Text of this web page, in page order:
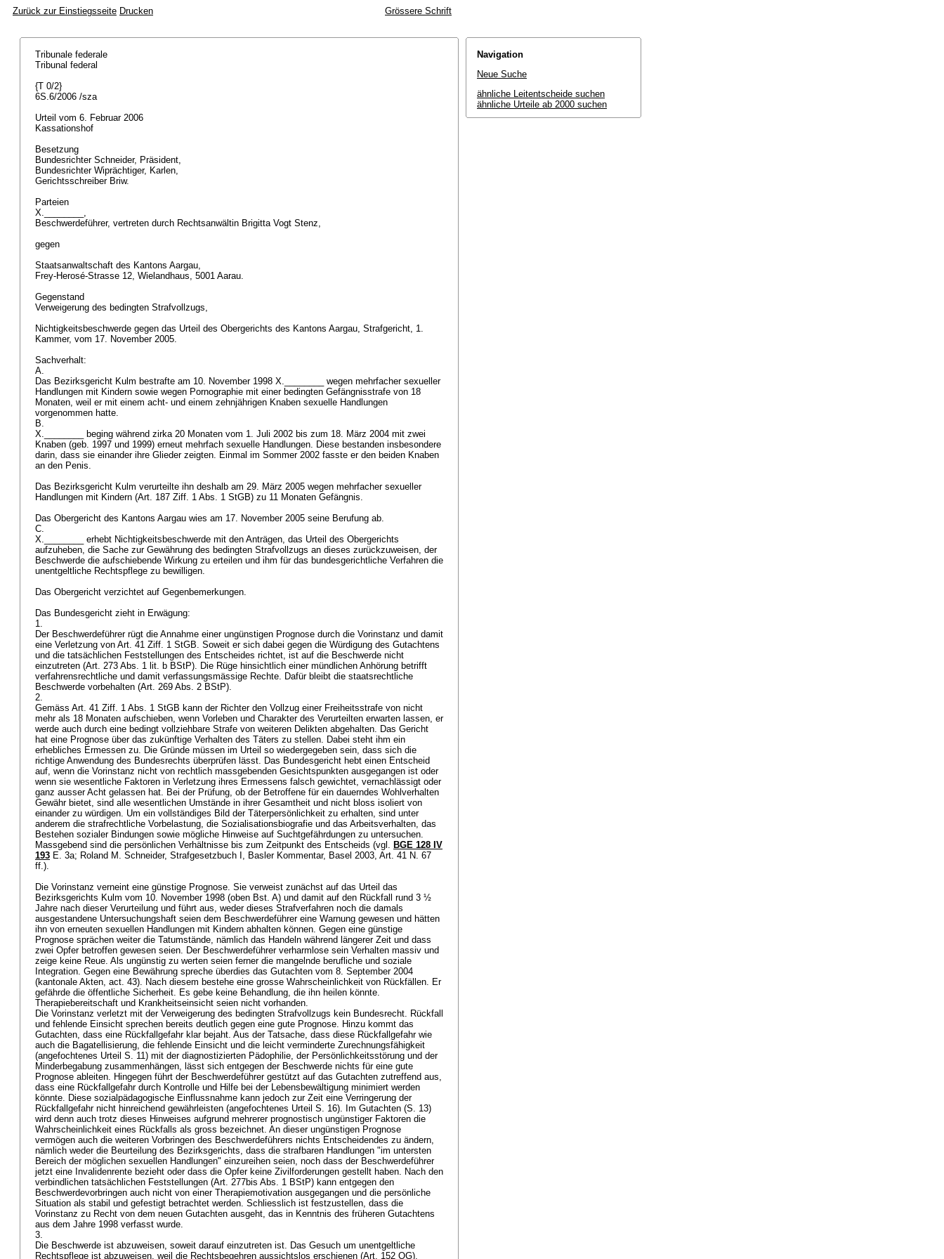
Zurück zur Einstiegsseite Drucken Grössere Schrift
Tribunale federale
Tribunal federal
{T 0/2}
6S.6/2006 /sza
Urteil vom 6. Februar 2006
Kassationshof
Besetzung
Bundesrichter Schneider, Präsident,
Bundesrichter Wiprächtiger, Karlen,
Gerichtsschreiber Briw.
Parteien
X.________,
Beschwerdeführer, vertreten durch Rechtsanwältin Brigitta Vogt Stenz,
gegen
Staatsanwaltschaft des Kantons Aargau,
Frey-Herosé-Strasse 12, Wielandhaus, 5001 Aarau.
Gegenstand
Verweigerung des bedingten Strafvollzugs,
Nichtigkeitsbeschwerde gegen das Urteil des Obergerichts des Kantons Aargau, Strafgericht, 1.
Kammer, vom 17. November 2005.
Sachverhalt:
A.
Das Bezirksgericht Kulm bestrafte am 10. November 1998 X.________ wegen mehrfacher sexueller
Handlungen mit Kindern sowie wegen Pornographie mit einer bedingten Gefängnisstrafe von 18
Monaten, weil er mit einem acht- und einem zehnjährigen Knaben sexuelle Handlungen
vorgenommen hatte.
B.
X.________ beging während zirka 20 Monaten vom 1. Juli 2002 bis zum 18. März 2004 mit zwei
Knaben (geb. 1997 und 1999) erneut mehrfach sexuelle Handlungen. Diese bestanden insbesondere
darin, dass sie einander ihre Glieder zeigten. Einmal im Sommer 2002 fasste er den beiden Knaben
an den Penis.
Das Bezirksgericht Kulm verurteilte ihn deshalb am 29. März 2005 wegen mehrfacher sexueller
Handlungen mit Kindern (Art. 187 Ziff. 1 Abs. 1 StGB) zu 11 Monaten Gefängnis.
Das Obergericht des Kantons Aargau wies am 17. November 2005 seine Berufung ab.
C.
X.________ erhebt Nichtigkeitsbeschwerde mit den Anträgen, das Urteil des Obergerichts
aufzuheben, die Sache zur Gewährung des bedingten Strafvollzugs an dieses zurückzuweisen, der
Beschwerde die aufschiebende Wirkung zu erteilen und ihm für das bundesgerichtliche Verfahren die
unentgeltliche Rechtspflege zu bewilligen.
Das Obergericht verzichtet auf Gegenbemerkungen.
Das Bundesgericht zieht in Erwägung:
1.
Der Beschwerdeführer rügt die Annahme einer ungünstigen Prognose durch die Vorinstanz und damit
eine Verletzung von Art. 41 Ziff. 1 StGB. Soweit er sich dabei gegen die Würdigung des Gutachtens
und die tatsächlichen Feststellungen des Entscheides richtet, ist auf die Beschwerde nicht
einzutreten (Art. 273 Abs. 1 lit. b BStP). Die Rüge hinsichtlich einer mündlichen Anhörung betrifft
verfahrensrechtliche und damit verfassungsmässige Rechte. Dafür bleibt die staatsrechtliche
Beschwerde vorbehalten (Art. 269 Abs. 2 BStP).
2.
Gemäss Art. 41 Ziff. 1 Abs. 1 StGB kann der Richter den Vollzug einer Freiheitsstrafe von nicht
mehr als 18 Monaten aufschieben, wenn Vorleben und Charakter des Verurteilten erwarten lassen, er
werde auch durch eine bedingt vollziehbare Strafe von weiteren Delikten abgehalten. Das Gericht
hat eine Prognose über das zukünftige Verhalten des Täters zu stellen. Dabei steht ihm ein
erhebliches Ermessen zu. Die Gründe müssen im Urteil so wiedergegeben sein, dass sich die
richtige Anwendung des Bundesrechts überprüfen lässt. Das Bundesgericht hebt einen Entscheid
auf, wenn die Vorinstanz nicht von rechtlich massgebenden Gesichtspunkten ausgegangen ist oder
wenn sie wesentliche Faktoren in Verletzung ihres Ermessens falsch gewichtet, vernachlässigt oder
ganz ausser Acht gelassen hat. Bei der Prüfung, ob der Betroffene für ein dauerndes Wohlverhalten
Gewähr bietet, sind alle wesentlichen Umstände in ihrer Gesamtheit und nicht bloss isoliert von
einander zu würdigen. Um ein vollständiges Bild der Täterpersönlichkeit zu erhalten, sind unter
anderem die strafrechtliche Vorbelastung, die Sozialisationsbiografie und das Arbeitsverhalten, das
Bestehen sozialer Bindungen sowie mögliche Hinweise auf Suchtgefährdungen zu untersuchen.
Massgebend sind die persönlichen Verhältnisse bis zum Zeitpunkt des Entscheids (vgl. BGE 128 IV
193 E. 3a; Roland M. Schneider, Strafgesetzbuch I, Basler Kommentar, Basel 2003, Art. 41 N. 67
ff.).
Die Vorinstanz verneint eine günstige Prognose. Sie verweist zunächst auf das Urteil das
Bezirksgerichts Kulm vom 10. November 1998 (oben Bst. A) und damit auf den Rückfall rund 3 ½
Jahre nach dieser Verurteilung und führt aus, weder dieses Strafverfahren noch die damals
ausgestandene Untersuchungshaft seien dem Beschwerdeführer eine Warnung gewesen und hätten
ihn von erneuten sexuellen Handlungen mit Kindern abhalten können. Gegen eine günstige
Prognose sprächen weiter die Tatumstände, nämlich das Handeln während längerer Zeit und dass
zwei Opfer betroffen gewesen seien. Der Beschwerdeführer verharmlose sein Verhalten massiv und
zeige keine Reue. Als ungünstig zu werten seien ferner die mangelnde berufliche und soziale
Integration. Gegen eine Bewährung spreche überdies das Gutachten vom 8. September 2004
(kantonale Akten, act. 43). Nach diesem bestehe eine grosse Wahrscheinlichkeit von Rückfällen. Er
gefährde die öffentliche Sicherheit. Es gebe keine Behandlung, die ihn heilen könnte.
Therapiebereitschaft und Krankheitseinsicht seien nicht vorhanden.
Die Vorinstanz verletzt mit der Verweigerung des bedingten Strafvollzugs kein Bundesrecht. Rückfall
und fehlende Einsicht sprechen bereits deutlich gegen eine gute Prognose. Hinzu kommt das
Gutachten, dass eine Rückfallgefahr klar bejaht. Aus der Tatsache, dass diese Rückfallgefahr wie
auch die Bagatellisierung, die fehlende Einsicht und die leicht verminderte Zurechnungsfähigkeit
(angefochtenes Urteil S. 11) mit der diagnostizierten Pädophilie, der Persönlichkeitsstörung und der
Minderbegabung zusammenhängen, lässt sich entgegen der Beschwerde nichts für eine gute
Prognose ableiten. Hingegen führt der Beschwerdeführer gestützt auf das Gutachten zutreffend aus,
dass eine Rückfallgefahr durch Kontrolle und Hilfe bei der Lebensbewältigung minimiert werden
könnte. Diese sozialpädagogische Einflussnahme kann jedoch zur Zeit eine Verringerung der
Rückfallgefahr nicht hinreichend gewährleisten (angefochtenes Urteil S. 16). Im Gutachten (S. 13)
wird denn auch trotz dieses Hinweises aufgrund mehrerer prognostisch ungünstiger Faktoren die
Wahrscheinlichkeit eines Rückfalls als gross bezeichnet. An dieser ungünstigen Prognose
vermögen auch die weiteren Vorbringen des Beschwerdeführers nichts Entscheidendes zu ändern,
nämlich weder die Beurteilung des Bezirksgerichts, dass die strafbaren Handlungen "im untersten
Bereich der möglichen sexuellen Handlungen" einzureihen seien, noch dass der Beschwerdeführer
jetzt eine Invalidenrente bezieht oder dass die Opfer keine Zivilforderungen gestellt haben. Nach den
verbindlichen tatsächlichen Feststellungen (Art. 277bis Abs. 1 BStP) kann entgegen den
Beschwerdevorbringen auch nicht von einer Therapiemotivation ausgegangen und die persönliche
Situation als stabil und gefestigt betrachtet werden. Schliesslich ist festzustellen, dass die
Vorinstanz zu Recht von dem neuen Gutachten ausgeht, das in Kenntnis des früheren Gutachtens
aus dem Jahre 1998 verfasst wurde.
3.
Die Beschwerde ist abzuweisen, soweit darauf einzutreten ist. Das Gesuch um unentgeltliche
Rechtspflege ist abzuweisen, weil die Rechtsbegehren aussichtslos erschienen (Art. 152 OG).
Navigation
Neue Suche
ähnliche Leitentscheide suchen
ähnliche Urteile ab 2000 suchen